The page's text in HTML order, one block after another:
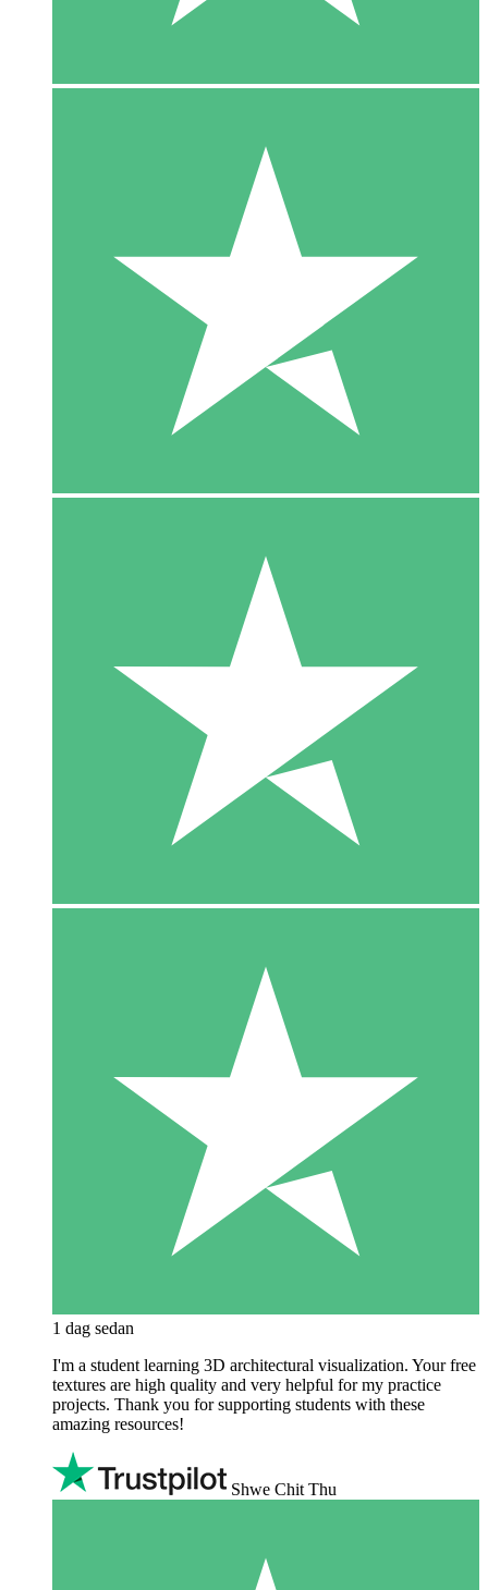
1 dag sedan
I'm a student learning 3D architectural visualization. Your free
textures are high quality and very helpful for my practice
projects. Thank you for supporting students with these
amazing resources!
Shwe Chit Thu